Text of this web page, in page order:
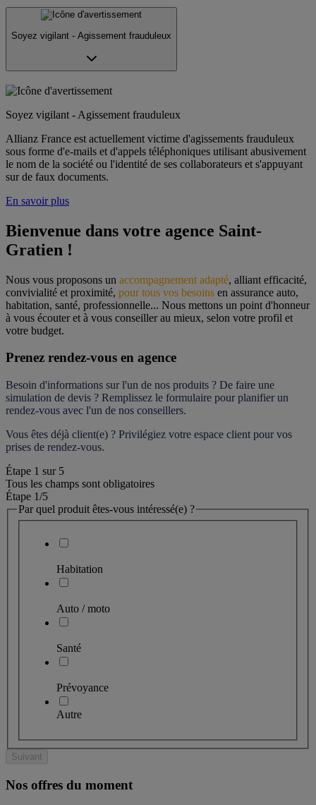
Soyez vigilant - Agissement frauduleux
Soyez vigilant - Agissement frauduleux
Allianz France est actuellement victime d'agissements frauduleux
sous forme d'e-mails et d'appels téléphoniques utilisant abusivement
le nom de la société ou l'identité de ses collaborateurs et s'appuyant
sur de faux documents.
En savoir plus
Bienvenue dans votre agence Saint-
Gratien !
Nous vous proposons un accompagnement adapté, alliant efficacité,
convivialité et proximité, pour tous vos besoins en assurance auto,
habitation, santé, professionnelle... Nous mettons un point d'honneur
à vous écouter et à vous conseiller au mieux, selon votre profil et
votre budget.
Prenez rendez-vous en agence
Besoin d'informations sur l'un de nos produits ? De faire une
simulation de devis ? Remplissez le formulaire pour planifier un
rendez-vous avec l'un de nos conseillers.
Vous êtes déjà client(e) ? Privilégiez votre espace client pour vos
prises de rendez-vous.
Étape 1 sur 5
Tous les champs sont obligatoires
Étape 1/5
Par quel produit êtes-vous intéressé(e) ?
Habitation
Auto / moto
Santé
Prévoyance
Autre
Suivant
Nos offres du moment